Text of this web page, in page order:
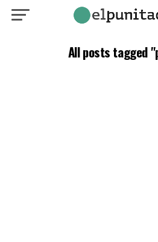
All posts tagged